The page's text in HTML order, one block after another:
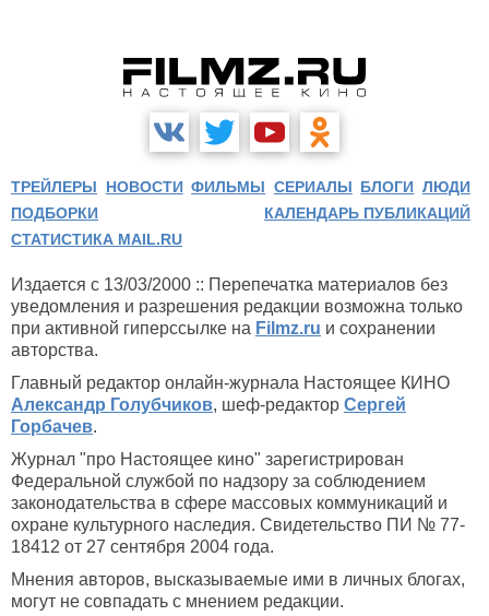
ТРЕЙЛЕРЫ НОВОСТИ ФИЛЬМЫ СЕРИАЛЫ БЛОГИ ЛЮДИ
ПОДБОРКИ
КАЛЕНДАРЬ ПУБЛИКАЦИЙ
СТАТИСТИКА MAIL.RU
Издается с 13/03/2000 :: Перепечатка материалов без
уведомления и разрешения редакции возможна только
при активной гиперссылке на Filmz.ru и сохранении
авторства.
Главный редактор онлайн-журнала Настоящее КИНО
Александр Голубчиков, шеф-редактор Сергей
Горбачев.
Журнал "про Настоящее кино" зарегистрирован
Федеральной службой по надзору за соблюдением
законодательства в сфере массовых коммуникаций и
охране культурного наследия. Свидетельство ПИ № 77-
18412 от 27 сентября 2004 года.
Мнения авторов, высказываемые ими в личных блогах,
могут не совпадать с мнением редакции.